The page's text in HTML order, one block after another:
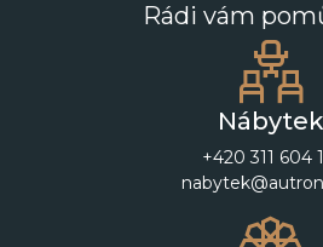
Rádi vám
Nábytek
+420 311 604